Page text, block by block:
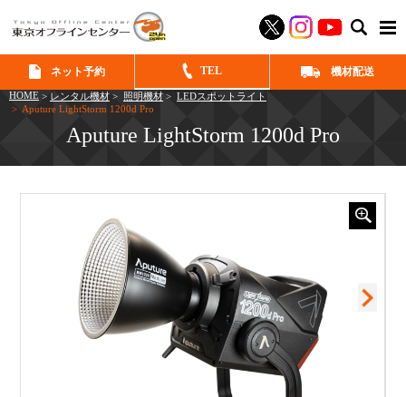
ネット予約 TEL 機材配送
HOME > レンタル機材 > 照明機材 > LEDスポットライト
> Aputure LightStorm 1200d Pro
Aputure LightStorm 1200d Pro